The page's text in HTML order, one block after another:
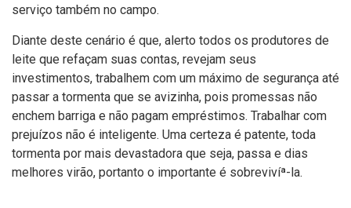
serviço também no campo.
Diante deste cenário é que, alerto todos os produtores de
leite que refaçam suas contas, revejam seus
investimentos, trabalhem com um máximo de segurança até
passar a tormenta que se avizinha, pois promessas não
enchem barriga e não pagam empréstimos. Trabalhar com
prejuí­zos não é inteligente. Uma certeza é patente, toda
tormenta por mais devastadora que seja, passa e dias
melhores virão, portanto o importante é sobrevivíª-la.